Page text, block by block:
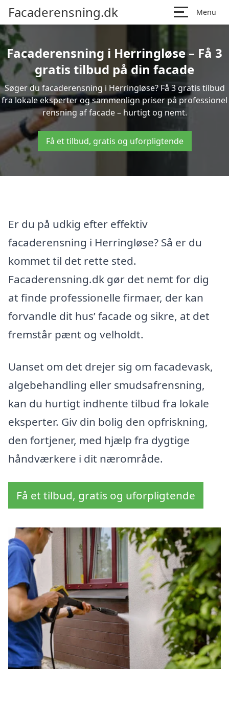
Facaderensning.dk Menu
Facaderensning i Herringløse – Få 3
gratis tilbud på din facade
Søger du facaderensning i Herringløse? Få 3 gratis tilbud
fra lokale eksperter og sammenlign priser på professionel
rensning af facade – hurtigt og nemt.
Få et tilbud, gratis og uforpligtende
Er du på udkig efter effektiv
facaderensning i Herringløse? Så er du
kommet til det rette sted.
Facaderensning.dk gør det nemt for dig
at finde professionelle firmaer, der kan
forvandle dit hus’ facade og sikre, at det
fremstår pænt og velholdt.
Uanset om det drejer sig om facadevask,
algebehandling eller smudsafrensning,
kan du hurtigt indhente tilbud fra lokale
eksperter. Giv din bolig den opfriskning,
den fortjener, med hjælp fra dygtige
håndværkere i dit nærområde.
Få et tilbud, gratis og uforpligtende